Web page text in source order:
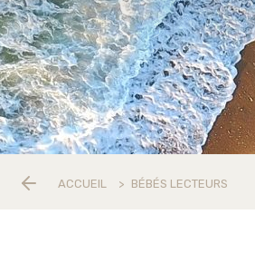
ACCUEIL > BÉBÉS LECTEURS